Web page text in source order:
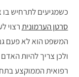
כשמגיעים לתרחיש בו
סרטן הערמוניתרצוי
המשפט הוא לא פעם
ולכן צריך להיות
רפואית הממוקצע